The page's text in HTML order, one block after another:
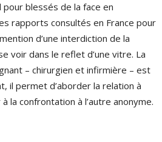
blessés de la face en
rapports consultés en France pour
d’une interdiction de la
voir dans le reflet d’une vitre. La
– chirurgien et infirmière – est
il permet d’aborder la relation à
la confrontation à l’autre anonyme.